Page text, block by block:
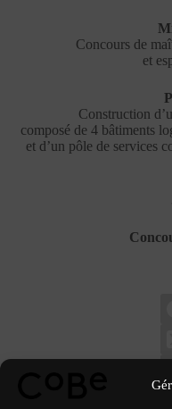
Concours de
et
Construction
composé de 4 bâtiments
et d’un pôle de services